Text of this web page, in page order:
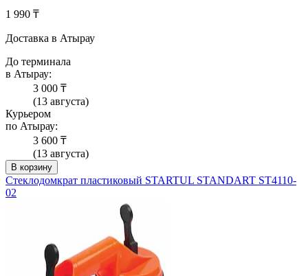
1 990 ₸
Доставка в Атырау
До терминала
в Атырау:
3 000 ₸
(13 августа)
Курьером
по Атырау:
3 600 ₸
(13 августа)
В корзину
Стеклодомкрат пластиковый STARTUL STANDART ST4110-
02